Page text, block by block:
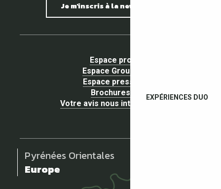
EXPÉRIENCES DUO
Je m'inscris à la newsletter
Espace pro
Espace Groupe
Espace presse
Brochures
Votre avis nous intéresse !
Pyrénées Orientales
Europe